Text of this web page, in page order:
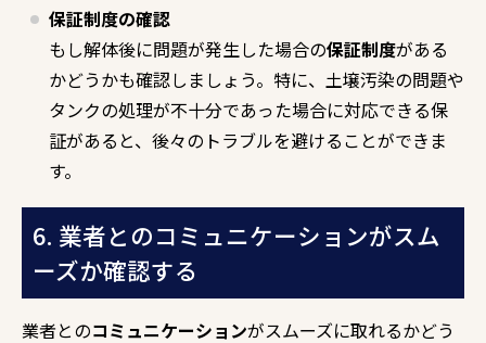
保証制度の確認
もし解体後に問題が発生した場合の保証制度がある
かどうかも確認しましょう。特に、土壌汚染の問題や
タンクの処理が不十分であった場合に対応できる保
証があると、後々のトラブルを避けることができま
す。
6. 業者とのコミュニケーションがスム
ーズか確認する
業者とのコミュニケーションがスムーズに取れるかどう